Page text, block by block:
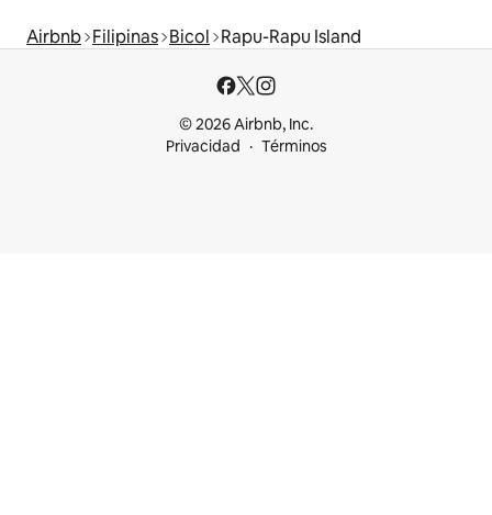
Airbnb Filipinas Bicol Rapu-Rapu Island
© 2026 Airbnb, Inc.
Privacidad
Términos